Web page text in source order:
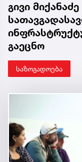
გივი
გაეცნო
საზოგადოება